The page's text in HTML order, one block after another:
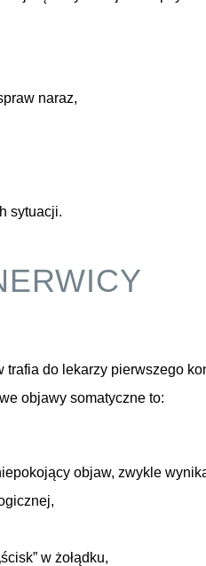
naraz,
sytuacji.
do lekarzy pierwszego
objawy somatyczne to:
objaw, zwykle
w żołądku,